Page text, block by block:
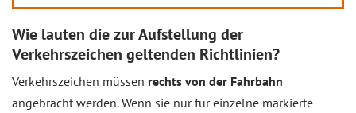
Wie lauten die zur Aufstellung der
Verkehrszeichen geltenden Richtlinien?
Verkehrszeichen müssen rechts von der Fahrbahn
angebracht werden. Wenn sie nur für einzelne markierte